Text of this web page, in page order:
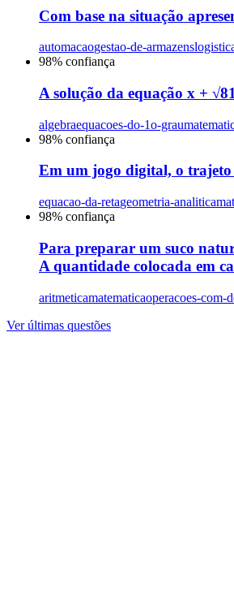
Com base na situação
automacaogestao-de-armazens
98% confiança
A solução da equação x +
algebraequacoes-do-1o-grau
98% confiança
Em um jogo digital, o trajeto
equacao-da-retageometria-analitica
98% confiança
Para preparar um suco
A quantidade colocada em
aritmeticamatematicaoperacoes-com-
Ver últimas questões